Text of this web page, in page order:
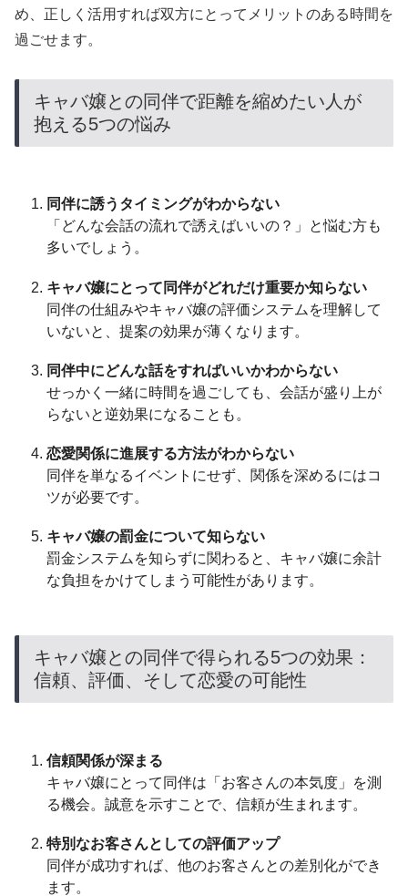
め、正しく活用すれば双方にとってメリットのある時間を
過ごせます。
キャバ嬢との同伴で距離を縮めたい人が
抱える5つの悩み
同伴に誘うタイミングがわからない
「どんな会話の流れで誘えばいいの？」と悩む方も
多いでしょう。
キャバ嬢にとって同伴がどれだけ重要か知らない
同伴の仕組みやキャバ嬢の評価システムを理解して
いないと、提案の効果が薄くなります。
同伴中にどんな話をすればいいかわからない
せっかく一緒に時間を過ごしても、会話が盛り上が
らないと逆効果になることも。
恋愛関係に進展する方法がわからない
同伴を単なるイベントにせず、関係を深めるにはコ
ツが必要です。
キャバ嬢の罰金について知らない
罰金システムを知らずに関わると、キャバ嬢に余計
な負担をかけてしまう可能性があります。
キャバ嬢との同伴で得られる5つの効果：
信頼、評価、そして恋愛の可能性
信頼関係が深まる
キャバ嬢にとって同伴は「お客さんの本気度」を測
る機会。誠意を示すことで、信頼が生まれます。
特別なお客さんとしての評価アップ
同伴が成功すれば、他のお客さんとの差別化ができ
ます。